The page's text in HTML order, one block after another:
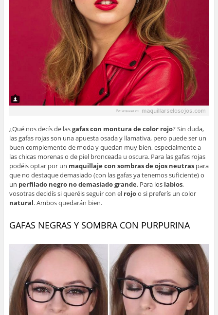
¿Qué nos decís de lasgafas con montura de color rojo? Sin duda,
las gafas rojas son una apuesta osada y llamativa, pero puede ser un
buen complemento de moda y quedan muy bien, especialmente a
las chicas morenas o de piel bronceada u oscura. Para las gafas rojas
podéis optar por un maquillaje con sombras de ojos neutraspara
que no destaque demasiado (con las gafas ya tenemos suficiente) o
un perfilado negro no demasiado grande. Para los labios,
vosotras decidís si queréis seguir con el rojoo si preferís un color
natural. Ambos quedarán bien.
GAFAS NEGRAS Y SOMBRA CON PURPURINA